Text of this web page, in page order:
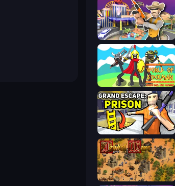
Casino Robbery
World of Stickman Classic RTS
Grand Escape: Prison
Feudal Wars